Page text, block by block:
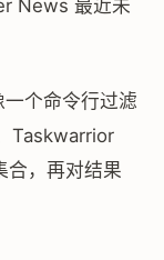
News 最近未
个命令行过滤
Taskwarrior
合，再对结果